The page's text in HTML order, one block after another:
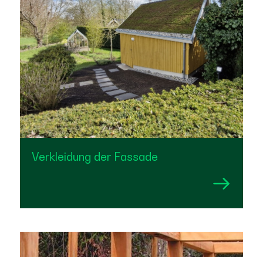
Verkleidung der Fassade